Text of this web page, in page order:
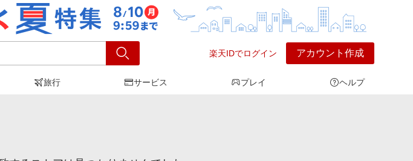
楽天IDでログイン アカウント作成
旅行 サービス プレイ ヘルプ